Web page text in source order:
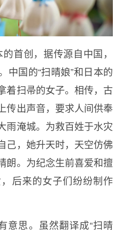
首创，据传源自中国，
中国的“扫晴娘”和日本的
着扫帚的女子。相传，古
传出声音，要求人间供奉
雨淹城。为救百姓于水灾
己，她升天时，天空仿佛
朗。为纪念生前喜爱和擅
后来的女子们纷纷制作
意思。虽然翻译成“扫晴